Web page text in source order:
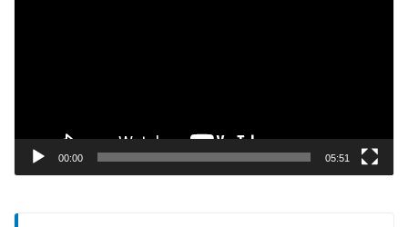
00:00 05:51